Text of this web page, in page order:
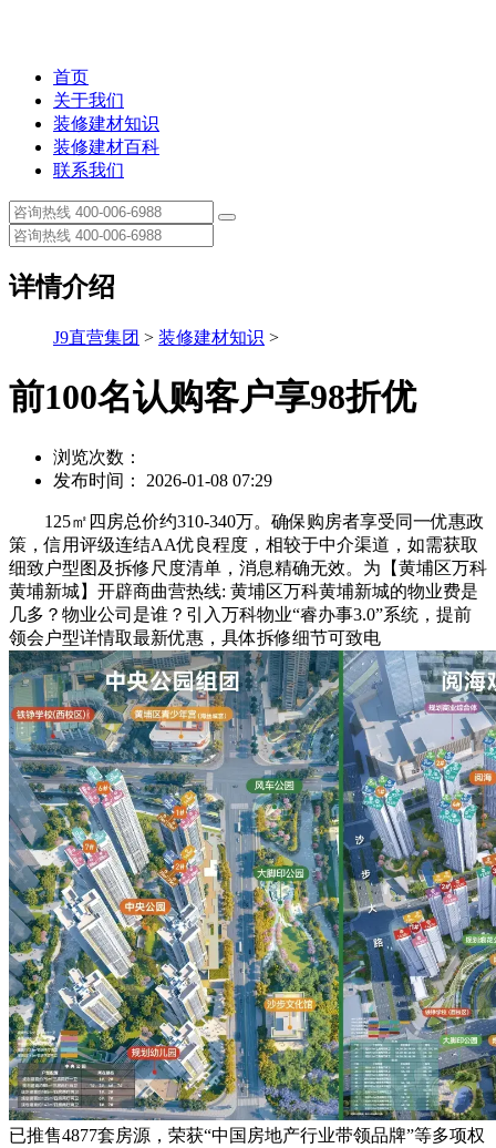
首页
关于我们
装修建材知识
装修建材百科
联系我们
详情介绍
J9直营集团 > 装修建材知识 >
前100名认购客户享98折优
浏览次数：
发布时间： 2026-01-08 07:29
125㎡四房总价约310-340万。确保购房者享受同一优惠政
策，信用评级连结AA优良程度，相较于中介渠道，如需获取
细致户型图及拆修尺度清单，消息精确无效。为【黄埔区万科
黄埔新城】开辟商曲营热线: 黄埔区万科黄埔新城的物业费是
几多？物业公司是谁？引入万科物业“睿办事3.0”系统，提前
领会户型详情取最新优惠，具体拆修细节可致电
已推售4877套房源，荣获“中国房地产行业带领品牌”等多项权